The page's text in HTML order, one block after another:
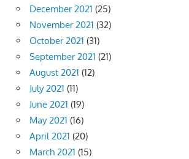
December 2021 (25)
November 2021 (32)
October 2021 (31)
September 2021 (21)
August 2021 (12)
July 2021 (11)
June 2021 (19)
May 2021 (16)
April 2021 (20)
March 2021 (15)